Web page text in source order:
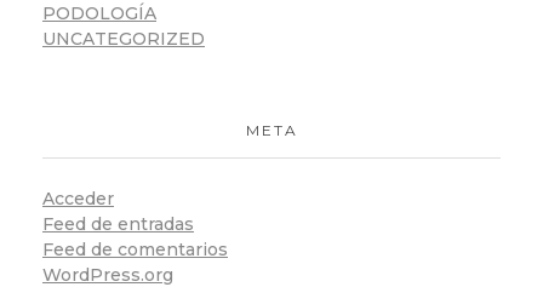
PODOLOGÍA
UNCATEGORIZED
META
Acceder
Feed de entradas
Feed de comentarios
WordPress.org